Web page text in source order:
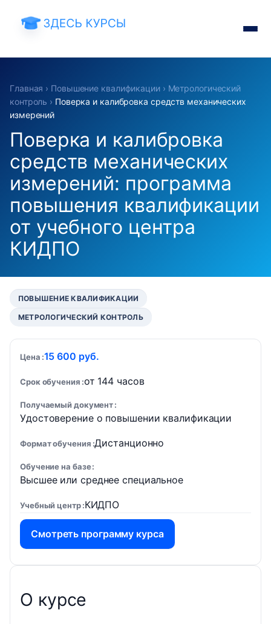
Главная › Повышение квалификации› Метрологический
контроль › Поверка и калибровка средств механических
измерений
Поверка и калибровка
средств механических
измерений: программа
повышения квалификации
от учебного центра
КИДПО
ПОВЫШЕНИЕ КВАЛИФИКАЦИИ
МЕТРОЛОГИЧЕСКИЙ КОНТРОЛЬ
Цена 15 600 руб.
Срок обучения от 144 часов
Получаемый документ
Удостоверение о повышении квалификации
Формат обучения Дистанционно
Обучение на базе
Высшее или среднее специальное
Учебный центр КИДПО
Смотреть программу курса
О курсе